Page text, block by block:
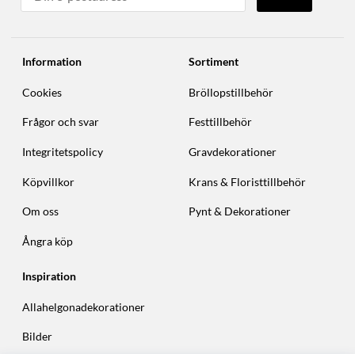
Information
Cookies
Frågor och svar
Integritetspolicy
Köpvillkor
Om oss
Ångra köp
Sortiment
Bröllopstillbehör
Festtillbehör
Gravdekorationer
Krans & Floristtillbehör
Pynt & Dekorationer
Inspiration
Allahelgonadekorationer
Bilder